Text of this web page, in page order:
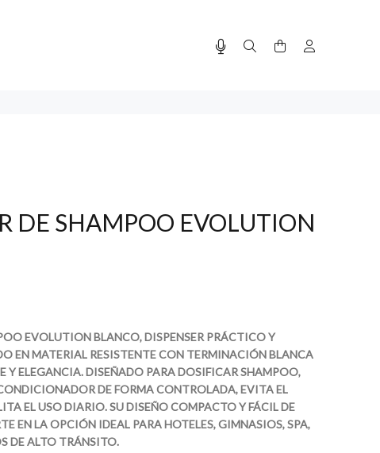
DE SHAMPOO EVOLUTION
EVOLUTION BLANCO, DISPENSER PRÁCTICO Y
EN MATERIAL RESISTENTE CON TERMINACIÓN BLANCA
Y ELEGANCIA. DISEÑADO PARA DOSIFICAR SHAMPOO,
DE FORMA CONTROLADA, EVITA EL
EL USO DIARIO. SU DISEÑO COMPACTO Y FÁCIL DE
EN LA OPCIÓN IDEAL PARA HOTELES, GIMNASIOS, SPA,
DE ALTO TRÁNSITO.